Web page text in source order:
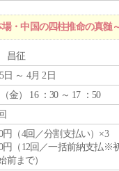
・中国の四柱推命の真髄
昌征
日 ～ 4月 2日
金） 16 ：30 ～ 17 ：50
円（4回／分割支払い）×3
円（12回／一括前納支払※
前まで）